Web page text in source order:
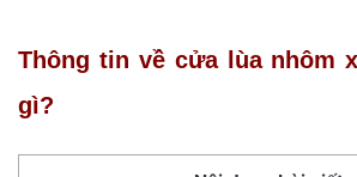
Thông tin về cửa lùa nhôm
gì?